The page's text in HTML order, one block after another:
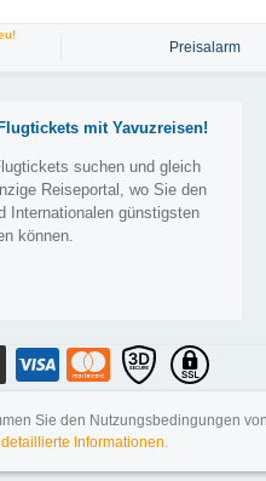
Sie den Nutzungsbedingungen
Informationen.
Preisalarm
mit Yavuzreisen!
suchen und gleich
Reiseportal, wo Sie den
Internationalen günstigsten
können.
|AGB|Datenschutz|